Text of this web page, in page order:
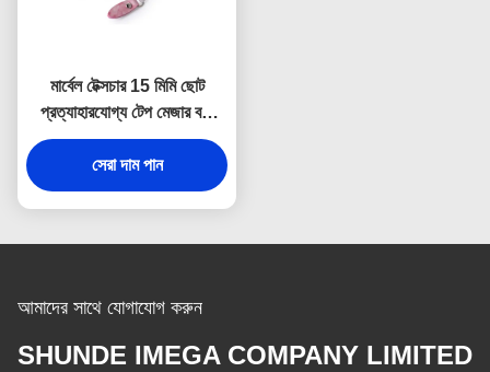
মার্বেল টেক্সচার 15 মিমি ছোট
প্রত্যাহারযোগ্য টেপ মেজার বডি
ডিবসিং লোগো
সেরা দাম পান
আমাদের সাথে যোগাযোগ করুন
SHUNDE IMEGA COMPANY LIMITED